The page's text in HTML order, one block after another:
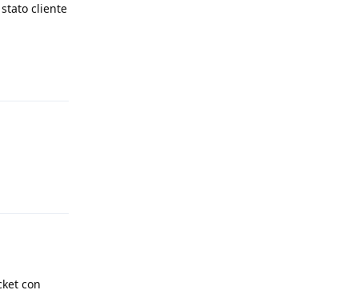
cliente
con